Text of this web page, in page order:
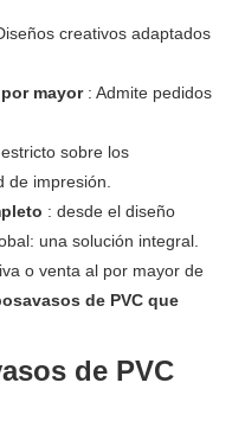
creativos adaptados
mayor: Admite pedidos
sobre los
de impresión.
: desde el diseño
una solución integral.
o venta al por mayor de
de PVC que
de PVC